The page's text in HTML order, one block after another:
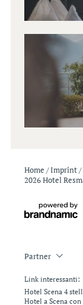
Home /Imprint/
2026 Hotel
Partner
Link interessanti:
Hotel Scena 4
Hotel a Scena